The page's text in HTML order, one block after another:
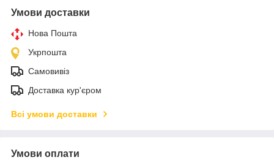
Умови доставки
Нова Пошта
Укрпошта
Самовивіз
Доставка кур'єром
Всі умови доставки
Умови оплати